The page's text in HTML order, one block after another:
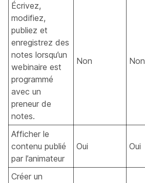
Écrivez,
modifiez,
publiez et
enregistrez des
notes lorsqu’un
webinaire est
programmé
avec un
preneur de
notes.
Non Non
Afficher le
contenu publié
par l’animateur
Oui Oui
Créer un